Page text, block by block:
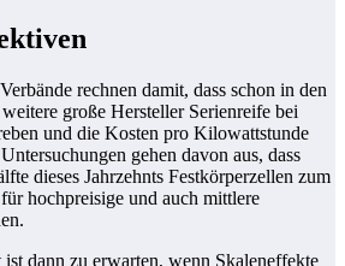
rechnen damit, dass schon in den
große Hersteller Serienreife bei
und die Kosten pro Kilowattstunde
gehen davon aus, dass
dieses Jahrzehnts Festkörperzellen zum
hochpreisige und auch mittlere
dann zu erwarten, wenn Skaleneffekte